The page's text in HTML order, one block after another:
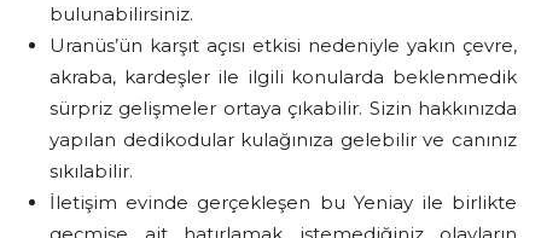
bulunabilirsiniz.
Uranüs’ün karşıt açısı etkisi nedeniyle yakın çevre,
akraba, kardeşler ile ilgili konularda beklenmedik
sürpriz gelişmeler ortaya çıkabilir. Sizin hakkınızda
yapılan dedikodular kulağınıza gelebilir ve canınız
sıkılabilir.
İletişim evinde gerçekleşen bu Yeniay ile birlikte
geçmişe ait hatırlamak istemediğiniz olayların